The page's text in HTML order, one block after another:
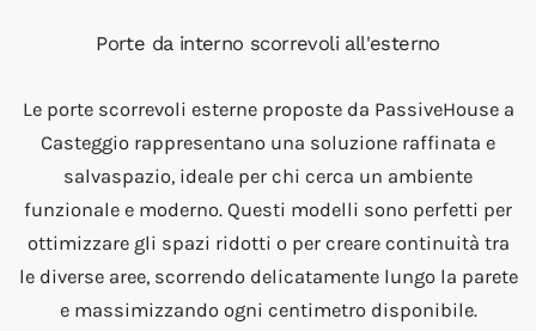
Porte da interno scorrevoli all'esterno
Le porte scorrevoli esterne proposte da PassiveHouse a
Casteggio rappresentano una soluzione raffinata e
salvaspazio, ideale per chi cerca un ambiente
funzionale e moderno. Questi modelli sono perfetti per
ottimizzare gli spazi ridotti o per creare continuità tra
le diverse aree, scorrendo delicatamente lungo la parete
e massimizzando ogni centimetro disponibile.